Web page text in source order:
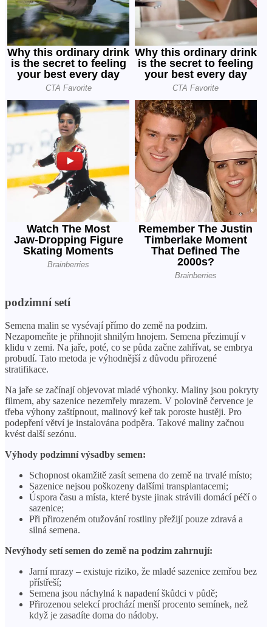
podzimní setí
Semena malin se vysévají přímo do země na podzim.
Nezapomeňte je přihnojit shnilým hnojem. Semena přezimují v
klidu v zemi. Na jaře, poté, co se půda začne zahřívat, se embrya
probudí. Tato metoda je výhodnější z důvodu přirozené
stratifikace.
Na jaře se začínají objevovat mladé výhonky. Maliny jsou pokryty
filmem, aby sazenice nezemřely mrazem. V polovině července je
třeba výhony zaštípnout, malinový keř tak poroste hustěji. Pro
podepření větví je instalována podpěra. Takové maliny začnou
kvést další sezónu.
Výhody podzimní výsadby semen:
Schopnost okamžitě zasít semena do země na trvalé místo;
Sazenice nejsou poškozeny dalšími transplantacemi;
Úspora času a místa, které byste jinak strávili domácí péčí o
sazenice;
Při přirozeném otužování rostliny přežijí pouze zdravá a
silná semena.
Nevýhody setí semen do země na podzim zahrnují:
Jarní mrazy – existuje riziko, že mladé sazenice zemřou bez
přístřeší;
Semena jsou náchylná k napadení škůdci v půdě;
Přirozenou selekcí prochází menší procento semínek, než
když je zasadíte doma do nádoby.